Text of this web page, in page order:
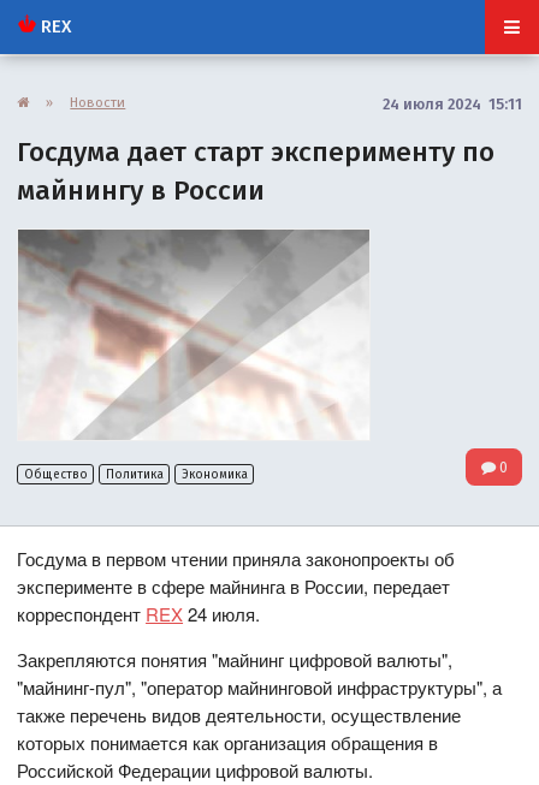
REX
» Новости 24 июля 2024 15:11
Госдума дает старт эксперименту по
майнингу в России
Общество Политика Экономика 0
Госдума в первом чтении приняла законопроекты об
эксперименте в сфере майнинга в России, передает
корреспондент REX24 июля.
Закрепляются понятия "майнинг цифровой валюты",
"майнинг-пул", "оператор майнинговой инфраструктуры", а
также перечень видов деятельности, осуществление
которых понимается как организация обращения в
Российской Федерации цифровой валюты.